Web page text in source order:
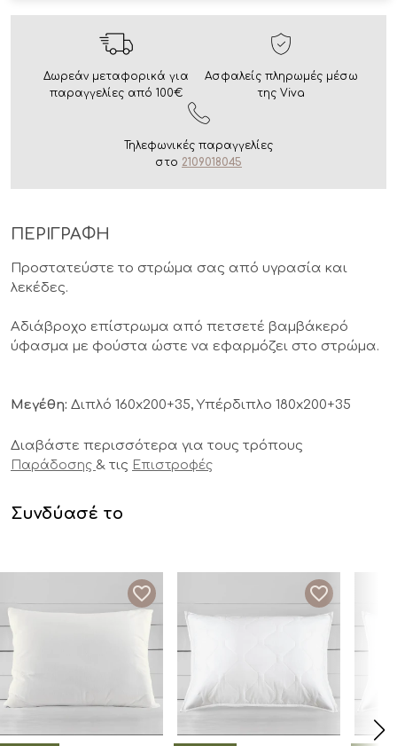
Δωρεάν μεταφορικά για
παραγγελίες από 100€
Ασφαλείς πληρωμές μέσω
της Viva
Τηλεφωνικές παραγγελίες
στο 2109018045
ΠΕΡΙΓΡΑΦΗ
Προστατεύστε το στρώμα σας από υγρασία και
λεκέδες.
Αδιάβροχο επίστρωμα από πετσετέ βαμβάκερό
ύφασμα με φούστα ώστε να εφαρμόζει στο στρώμα.
Μεγέθη: Διπλό 160x200+35, Υπέρδιπλο 180x200+35
Διαβάστε περισσότερα για τους τρόπους
Παράδοσης & τις Επιστροφές
Συνδύασέ το